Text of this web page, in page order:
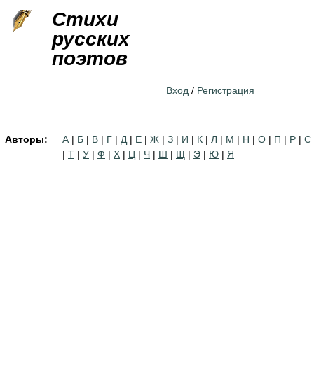
Стихи
русских
поэтов
Вход / Регистрация
Авторы: А | Б | В | Г | Д | Е | Ж | З | И | К | Л | М | Н | О | П | Р | С
| Т | У | Ф | Х | Ц | Ч | Ш | Щ | Э | Ю | Я